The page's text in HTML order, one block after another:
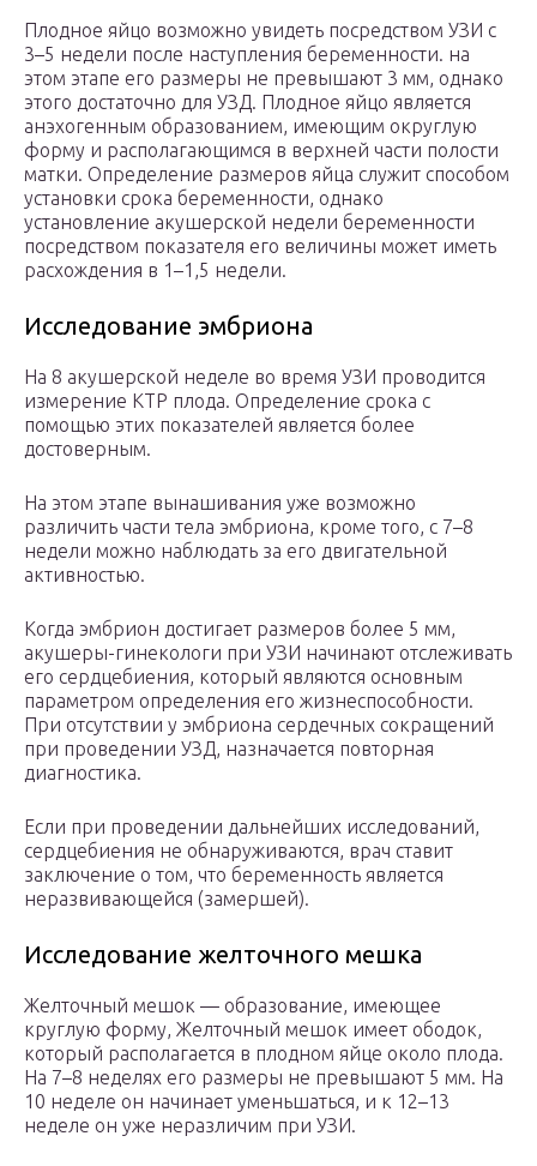
Плодное яйцо возможно увидеть посредством УЗИ с
3–5 недели после наступления беременности. на
этом этапе его размеры не превышают 3 мм, однако
этого достаточно для УЗД. Плодное яйцо является
анэхогенным образованием, имеющим округлую
форму и располагающимся в верхней части полости
матки. Определение размеров яйца служит способом
установки срока беременности, однако
установление акушерской недели беременности
посредством показателя его величины может иметь
расхождения в 1–1,5 недели.
Исследование эмбриона
На 8 акушерской неделе во время УЗИ проводится
измерение КТР плода. Определение срока с
помощью этих показателей является более
достоверным.
На этом этапе вынашивания уже возможно
различить части тела эмбриона, кроме того, с 7–8
недели можно наблюдать за его двигательной
активностью.
Когда эмбрион достигает размеров более 5 мм,
акушеры-гинекологи при УЗИ начинают отслеживать
его сердцебиения, который являются основным
параметром определения его жизнеспособности.
При отсутствии у эмбриона сердечных сокращений
при проведении УЗД, назначается повторная
диагностика.
Если при проведении дальнейших исследований,
сердцебиения не обнаруживаются, врач ставит
заключение о том, что беременность является
неразвивающейся (замершей).
Исследование желточного мешка
Желточный мешок — образование, имеющее
круглую форму, Желточный мешок имеет ободок,
который располагается в плодном яйце около плода.
На 7–8 неделях его размеры не превышают 5 мм. На
10 неделе он начинает уменьшаться, и к 12–13
неделе он уже неразличим при УЗИ.